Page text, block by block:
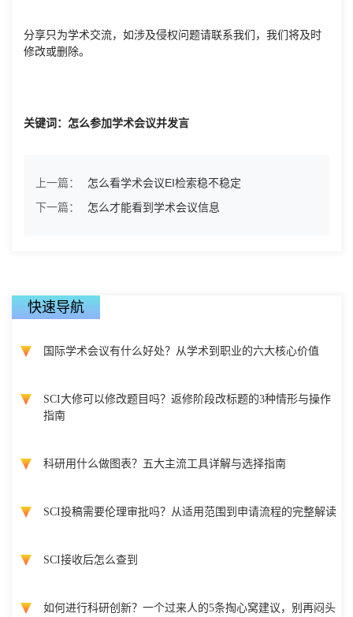
分享只为学术交流，如涉及侵权问题请联系我们，我们将及时
修改或删除。
关键词：怎么参加学术会议并发言
上一篇：
怎么看学术会议EI检索稳不稳定
下一篇：
怎么才能看到学术会议信息
快速导航
国际学术会议有什么好处？从学术到职业的六大核心价值
SCI大修可以修改题目吗？返修阶段改标题的3种情形与操作
指南
科研用什么做图表？五大主流工具详解与选择指南
SCI投稿需要伦理审批吗？从适用范围到申请流程的完整解读
SCI接收后怎么查到
如何进行科研创新？一个过来人的5条掏心窝建议，别再闷头